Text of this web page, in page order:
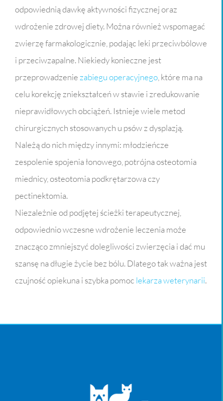
odpowiednią dawkę aktywności fizycznej oraz
wdrożenie zdrowej diety. Można również wspomagać
zwierzę farmakologicznie, podając leki przeciwbólowe
i przeciwzapalne. Niekiedy konieczne jest
przeprowadzenie zabiegu operacyjnego , które ma na
celu korekcję zniekształceń w stawie i zredukowanie
nieprawidłowych obciążeń. Istnieje wiele metod
chirurgicznych stosowanych u psów z dysplazją.
Należą do nich między innymi: młodzieńcze
zespolenie spojenia łonowego, potrójna osteotomia
miednicy, osteotomia podkrętarzowa czy
pectinektomia.
Niezależnie od podjętej ścieżki terapeutycznej,
odpowiednio wczesne wdrożenie leczenia może
znacząco zmniejszyć dolegliwości zwierzęcia i dać mu
szansę na długie życie bez bólu. Dlatego tak ważna jest
czujność opiekuna i szybka pomoc lekarza weterynarii.